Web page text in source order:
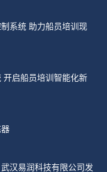
系统 助力船员培训现
启船员培训智能化新
汉易润科技有限公司发